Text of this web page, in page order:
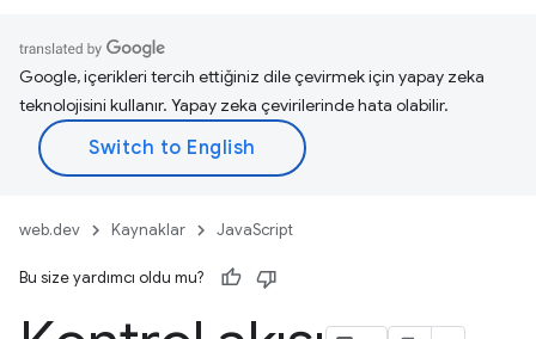
Google, içerikleri tercih ettiğiniz dile çevirmek için yapay zeka
teknolojisini kullanır. Yapay zeka çevirilerinde hata olabilir.
web.dev Kaynaklar JavaScript
Bu size yardımcı oldu mu?